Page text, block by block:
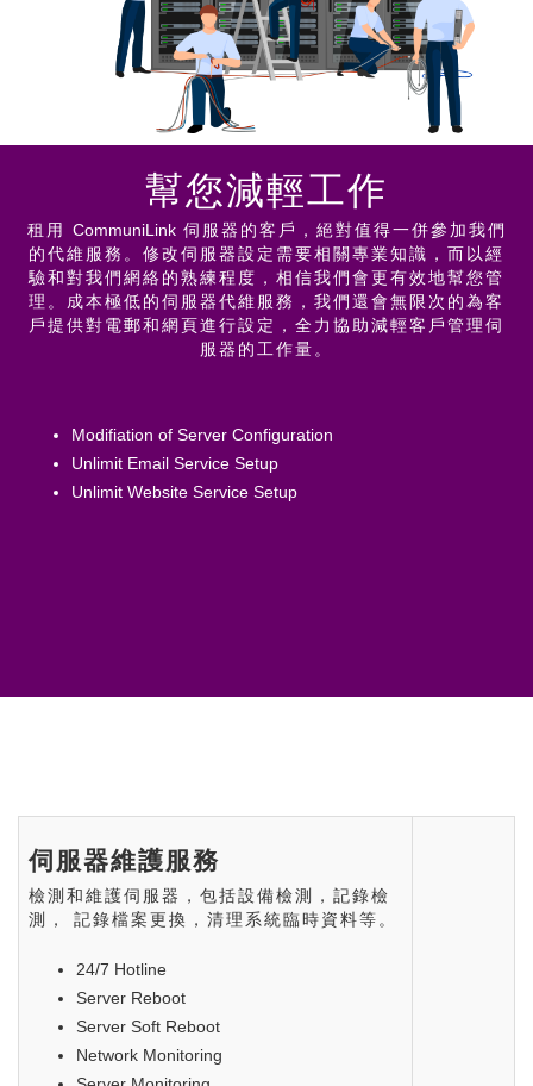
幫您減輕工作
租用 CommuniLink伺服器的客戶，絕對值得一併參加我們
的代維服務。修改伺服器設定需要相關專業知識，而以經
驗和對我們網絡的熟練程度，相信我們會更有效地幫您管
理。成本極低的伺服器代維服務，我們還會無限次的為客
戶提供對電郵和網頁進行設定，全力協助減輕客戶管理伺
服器的工作量。
Modifiation of Server Configuration
Unlimit Email Service Setup
Unlimit Website Service Setup
伺服器維護服務
檢測和維護伺服器，包括設備檢測，記錄檢
測， 記錄檔案更換，清理系統臨時資料等。
24/7 Hotline
Server Reboot
Server Soft Reboot
Network Monitoring